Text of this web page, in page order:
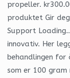
propeller.
produktet Gir
Support
innovativ. Her
behandlingen
som er 100 gram